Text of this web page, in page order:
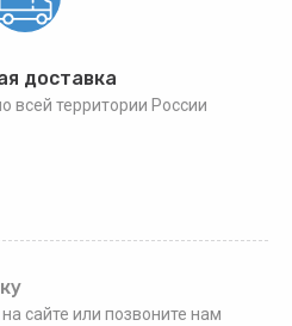
доставка
всей территории России
сайте или позвоните нам